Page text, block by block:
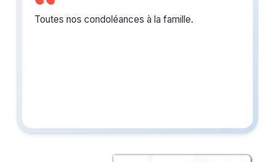
Toutes nos condoléances à la famille.